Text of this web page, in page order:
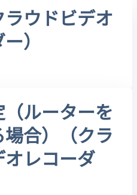
ウドビデオ
）
ルーターを
合）（クラ
オレコーダ